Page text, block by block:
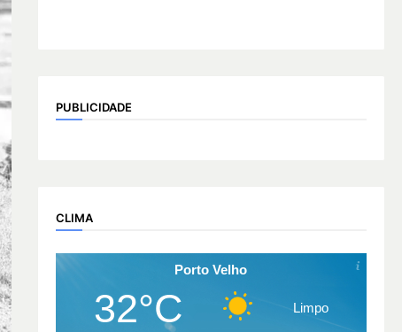
PUBLICIDADE
CLIMA
Porto Velho
32°C Limpo